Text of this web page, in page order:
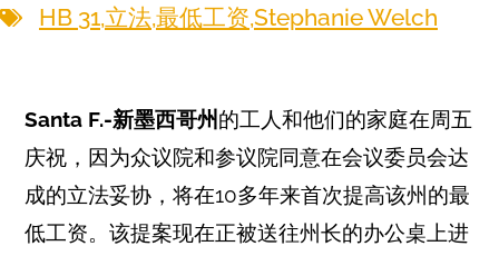
HB 31,立法,最低工资,Stephanie Welch
Santa F.-新墨西哥州的工人和他们的家庭在周五
庆祝，因为众议院和参议院同意在会议委员会达
成的立法妥协，将在10多年来首次提高该州的最
低工资。该提案现在正被送往州长的办公桌上进